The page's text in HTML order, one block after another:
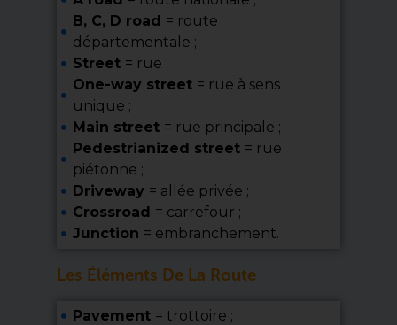
B, C, D road = route
départementale ;
Street = rue ;
One-way street = rue à sens
unique ;
Main street = rue principale ;
Pedestrianized street = rue
piétonne ;
Driveway = allée privée ;
Crossroad = carrefour ;
Junction = embranchement.
Les Éléments De La Route
Pavement = trottoire ;